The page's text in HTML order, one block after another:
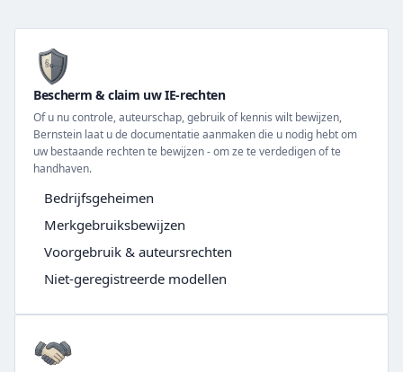
Bescherm & claim uw IE-rechten
Of u nu controle, auteurschap, gebruik of kennis wilt bewijzen,
Bernstein laat u de documentatie aanmaken die u nodig hebt om
uw bestaande rechten te bewijzen - om ze te verdedigen of te
handhaven.
Bedrijfsgeheimen
Merkgebruiksbewijzen
Voorgebruik & auteursrechten
Niet-geregistreerde modellen